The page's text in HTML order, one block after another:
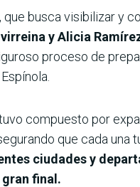
que busca visibilizar y
y Alicia
proceso de
compuesto por
que cada una
ciudades y
final.